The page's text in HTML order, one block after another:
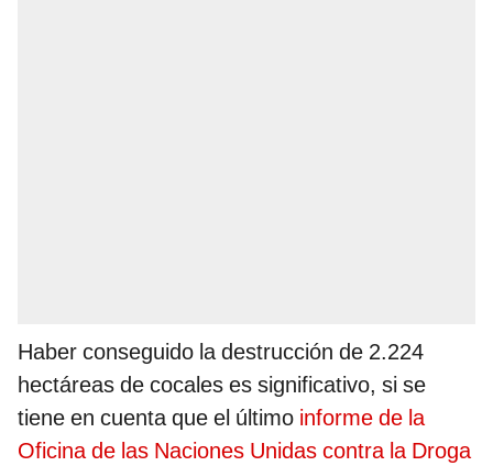
Haber conseguido la destrucción de 2.224
hectáreas de cocales es significativo, si se
tiene en cuenta que el último informe de la
Oficina de las Naciones Unidas contra la Droga